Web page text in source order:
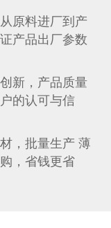
原料进厂到产
产品出厂参数
新，产品质量
的认可与信
，批量生产 薄
，省钱更省